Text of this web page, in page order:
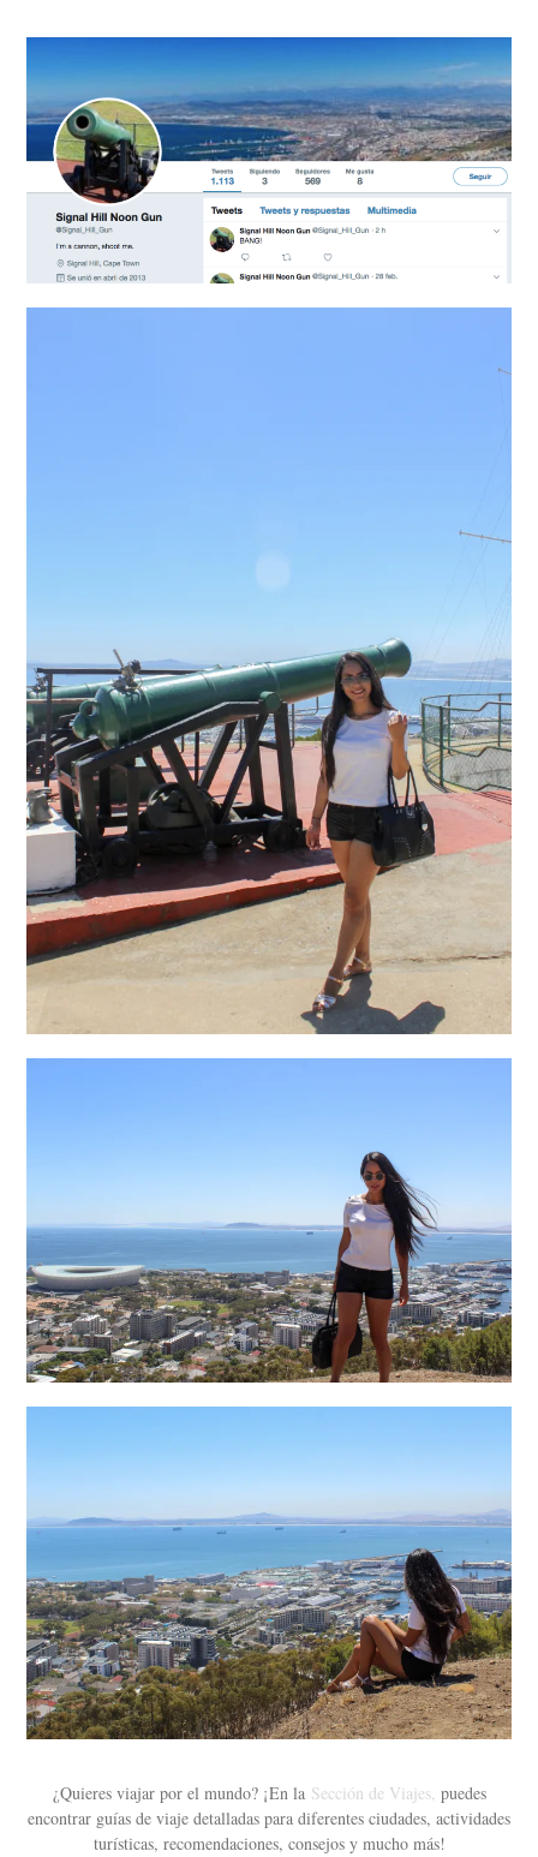
¿Quieres viajar por el mundo? ¡En la Sección de Viajes, puedes
encontrar guías de viaje detalladas para diferentes ciudades, actividades
turísticas, recomendaciones, consejos y mucho más!